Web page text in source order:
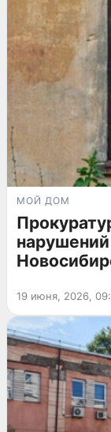
МОЙ ДОМ
19 июня, 2026,